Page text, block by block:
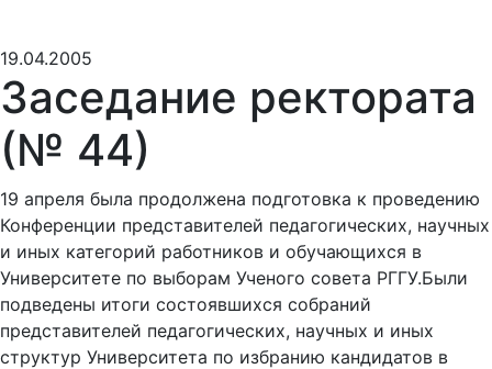
19.04.2005
Заседание ректората
(№ 44)
19 апреля была продолжена подготовка к проведению
Конференции представителей педагогических, научных
и иных категорий работников и обучающихся в
Университете по выборам Ученого совета РГГУ.Были
подведены итоги состоявшихся собраний
представителей педагогических, научных и иных
структур Университета по избранию кандидатов в